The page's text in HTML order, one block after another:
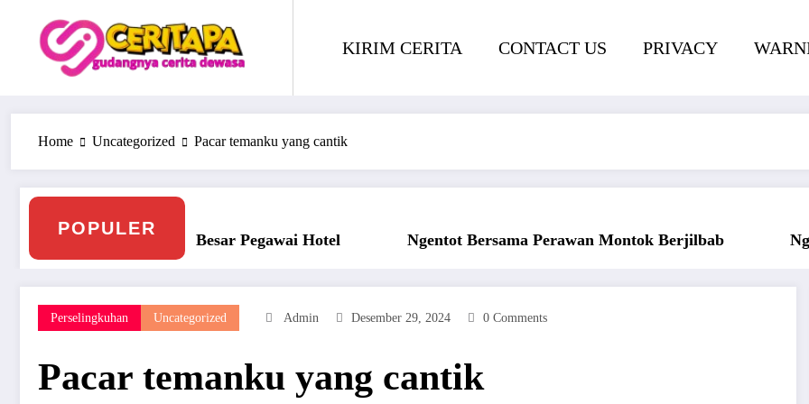
KIRIM CERITA CONTACT US PRIVACY
Home Uncategorized Pacar temanku yang cantik
POPULER
Ngentot Bersama Perawan Montok Berjilbab Ngentot Perawam Sampai Berdarah
Perselingkuhan Uncategorized Admin Desember 29, 2024 0 Comments
Pacar temanku yang cantik